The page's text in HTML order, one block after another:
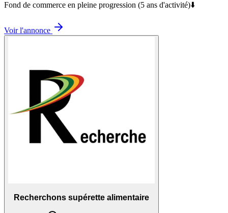
Fond de commerce en pleine progression (5 ans d'activité)⬇️
Voir l'annonce
Recherchons supérette alimentaire